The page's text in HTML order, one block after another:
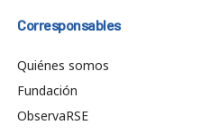
Corresponsables
Quiénes somos
Fundación
ObservaRSE